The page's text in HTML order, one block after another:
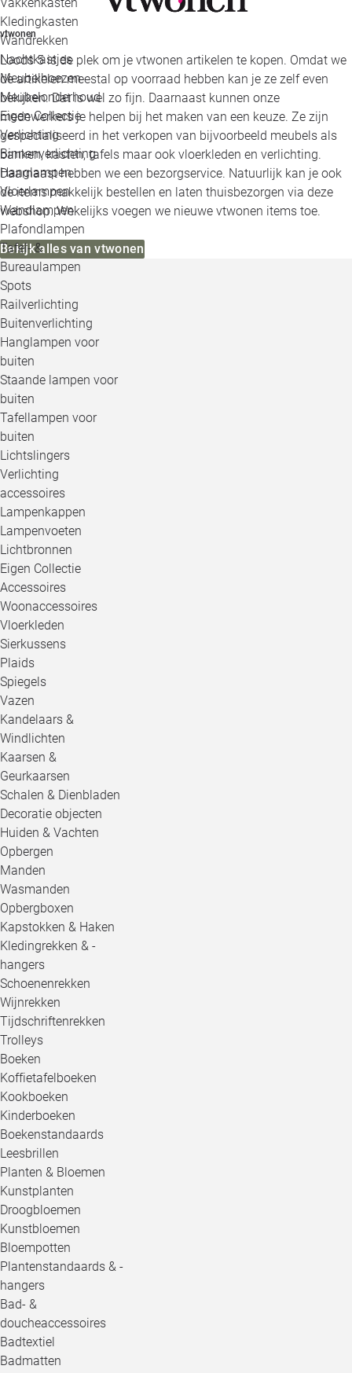
Kledingkasten
Wandrekken
Nachtkastjes
Meubelhoezen
Meubelonderhoud
Eigen Collectie
Verlichting
Binnenverlichting
Hanglampen
Vloerlampen
Wandlampen
Plafondlampen
Tafel- &
Bureaulampen
Spots
Railverlichting
Buitenverlichting
Hanglampen voor
buiten
Staande lampen voor
buiten
Tafellampen voor
buiten
Lichtslingers
Verlichting
accessoires
Lampenkappen
Lampenvoeten
Lichtbronnen
Eigen Collectie
Accessoires
Woonaccessoires
Vloerkleden
Sierkussens
Plaids
Spiegels
Vazen
Kandelaars &
Windlichten
Kaarsen &
Geurkaarsen
Schalen & Dienbladen
Decoratie objecten
Huiden & Vachten
Opbergen
Manden
Wasmanden
Opbergboxen
Kapstokken & Haken
Kledingrekken & -
hangers
Schoenenrekken
Wijnrekken
Tijdschriftenrekken
Trolleys
Boeken
Koffietafelboeken
Kookboeken
Kinderboeken
Boekenstandaards
Leesbrillen
Planten & Bloemen
Kunstplanten
Droogbloemen
Kunstbloemen
Bloempotten
Plantenstandaards & -
hangers
Bad- &
doucheaccessoires
Badtextiel
Badmatten
vtwonen
Loods 5 is de plek om je vtwonen artikelen te kopen. Omdat we
de artikelen meestal op voorraad hebben kan je ze zelf even
bekijken. Dat is wel zo fijn. Daarnaast kunnen onze
medewerkers je helpen bij het maken van een keuze. Ze zijn
gespecialiseerd in het verkopen van bijvoorbeeld meubels als
banken, kasten, tafels maar ook vloerkleden en verlichting.
Daarnaast hebben we een bezorgservice. Natuurlijk kan je ook
de items makkelijk bestellen en laten thuisbezorgen via deze
webshop. Wekelijks voegen we nieuwe vtwonen items toe.
Bekijk alles van vtwonen